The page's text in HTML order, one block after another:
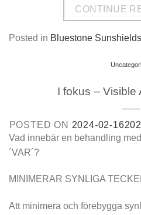
CONTINUE
Posted in Bluestone Sunshields
I fokus – Visible
POSTED ON 2024-02-16
Vad innebär en behandling
´VAR´?
MINIMERAR SYNLIGA
Att minimera och förebygga